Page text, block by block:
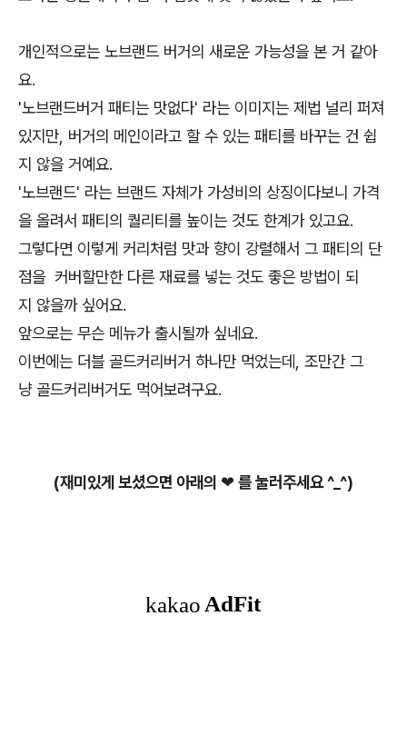
개인적으로는 노브랜드 버거의 새로운 가능성을 본 거 같아
요.
'노브랜드버거 패티는 맛없다' 라는 이미지는 제법 널리 퍼져
있지만, 버거의 메인이라고 할 수 있는 패티를 바꾸는 건 쉽
지 않을 거예요.
'노브랜드' 라는 브랜드 자체가 가성비의 상징이다보니 가격
을 올려서 패티의 퀄리티를 높이는 것도 한계가 있고요.
그렇다면 이렇게 커리처럼 맛과 향이 강렬해서 그 패티의 단
점을 커버할만한 다른 재료를 넣는 것도 좋은 방법이 되
지 않을까 싶어요.
앞으로는 무슨 메뉴가 출시될까 싶네요.
이번에는 더블 골드커리버거 하나만 먹었는데, 조만간 그
냥 골드커리버거도 먹어보려구요.
(재미있게 보셨으면 아래의 ❤ 를 눌러주세요 ^_^)